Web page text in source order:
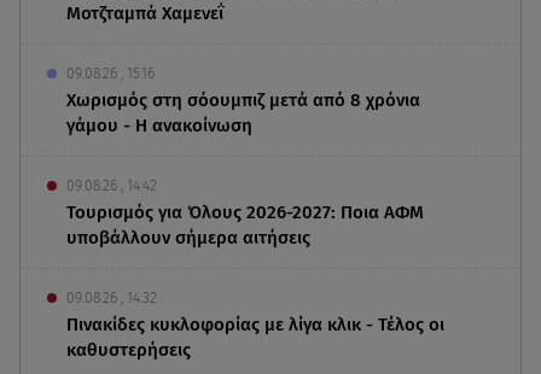
Μοτζταμπά Χαμενεΐ
09.08.26 , 15:16
Χωρισμός στη σόουμπιζ μετά από 8 χρόνια
γάμου - Η ανακοίνωση
09.08.26 , 14:42
Τουρισμός για Όλους 2026-2027: Ποια ΑΦΜ
υποβάλλουν σήμερα αιτήσεις
09.08.26 , 14:32
Πινακίδες κυκλοφορίας με λίγα κλικ - Τέλος οι
καθυστερήσεις